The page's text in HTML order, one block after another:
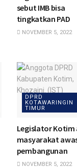
sebut IMB bisa
tingkatkan PAD
NOVEMBER 5, 2022
DPRD
KOTAWARINGIN
TIMUR
Legislator Kotim
masyarakat
pembangunan
NOVEMBER 5, 2022